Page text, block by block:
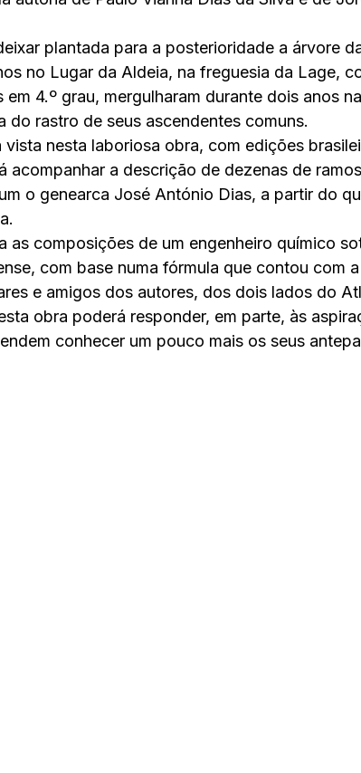
plantada para a posterioridade a árvore
no Lugar da Aldeia, na freguesia da Lage,
em 4.º grau, mergulharam durante dois anos
do rastro de seus ascendentes comuns.
vista nesta laboriosa obra, com edições
acompanhar a descrição de dezenas de
o genearca José António Dias, a partir do
as composições de um engenheiro químico
com base numa fórmula que contou com
e amigos dos autores, dos dois lados do
obra poderá responder, em parte, às
conhecer um pouco mais os seus